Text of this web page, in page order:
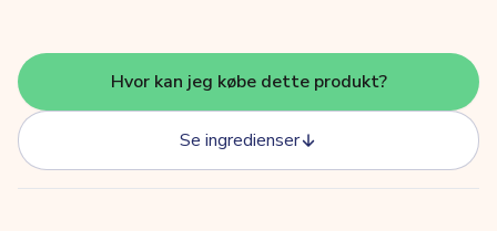
Hvor kan jeg købe dette produkt?
Se ingredienser